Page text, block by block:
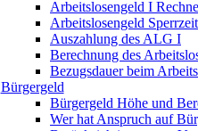
Arbeitslosengeld I
Arbeitslosengeld
Auszahlung des ALG I
Berechnung des
Bezugsdauer beim
Bürgergeld
Bürgergeld Höhe und
Wer hat Anspruch auf